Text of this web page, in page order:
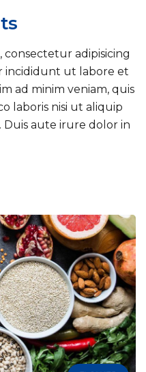
consectetur adipisicing
incididunt ut labore et
ad minim veniam, quis
laboris nisi ut aliquip
Duis aute irure dolor in